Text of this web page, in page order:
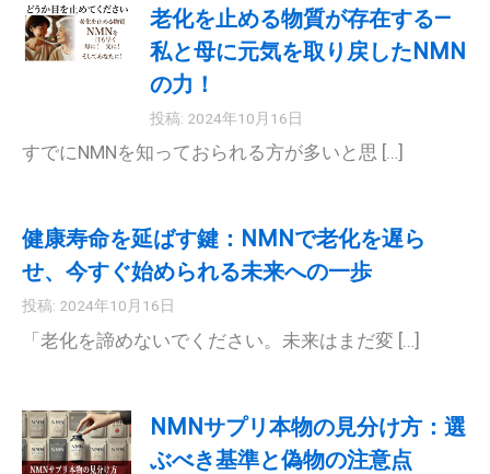
老化を止める物質が存在する—
私と母に元気を取り戻したNMN
の力！
投稿: 2024年10月16日
すでにNMNを知っておられる方が多いと思 […]
健康寿命を延ばす鍵：NMNで老化を遅ら
せ、今すぐ始められる未来への一歩
投稿: 2024年10月16日
「老化を諦めないでください。未来はまだ変 […]
NMNサプリ本物の見分け方：選
ぶべき基準と偽物の注意点